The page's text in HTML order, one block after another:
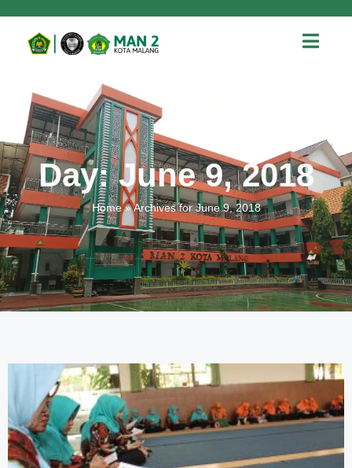
Day: June 9, 2018
Home»Archives for June 9, 2018